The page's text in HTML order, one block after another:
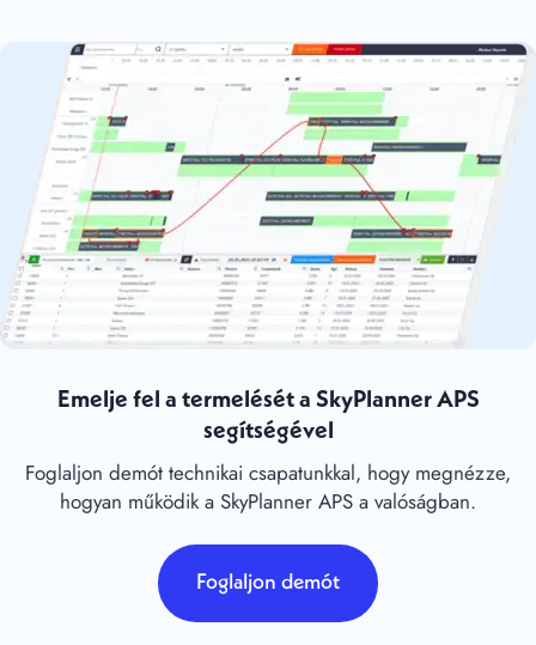
Emelje fel a termelését a SkyPlanner APS
segítségével
Foglaljon demót technikai csapatunkkal, hogy megnézze,
hogyan működik a SkyPlanner APS a valóságban.
Foglaljon demót